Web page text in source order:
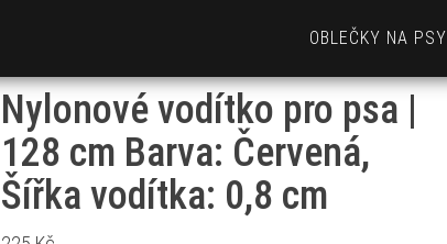
OBLEČKY NA PSY
Nylonové vodítko pro psa |
128 cm Barva: Červená,
Šířka vodítka: 0,8 cm